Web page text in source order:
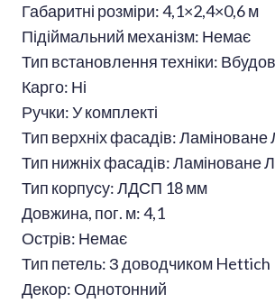
Габаритні розміри: 4,1×2,4×0,6 м
Підіймальний механізм: Немає
Тип встановлення техніки:
Карго: Ні
Ручки: У комплекті
Тип верхніх фасадів:
Тип нижніх фасадів: Ламіноване
Тип корпусу: ЛДСП 18 мм
Довжина, пог. м: 4,1
Острів: Немає
Тип петель: З доводчиком Hettich
Декор: Однотонний